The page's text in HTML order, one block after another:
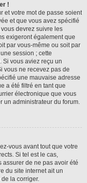
!
et votre mot de passe soient
et que vous avez spécifié
devrez suivre les
exigeront également que
par vous-même ou soit par
session ; cette
Si vous aviez reçu un
vous ne recevez pas de
une mauvaise adresse
a été filtré en tant que
électronique que vous
un administrateur du forum.
vous avant tout que votre
Si tel est le cas,
assurer de ne pas avoir été
du site internet ait un
la corriger.